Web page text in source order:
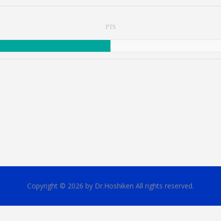
PTS
Copyright © 2026 by Dr.Hoshiken All rights reserved.